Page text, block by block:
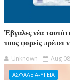
Έβγαλες νέα
τους φορείς πρέπει
Unknown Aug
ΑΣΦΑΛΕΙΑ-ΥΓΕΙΑ